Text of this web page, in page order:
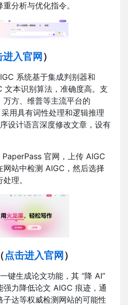
分析与优化指令。
进入官网 ）
系统基于集成判别器和
文本识别算法，准确度高。支
万方、维普等主流平台的
用具有词性处理和逻辑推理
设计语言深度修改文章，设有
PaperPass 官网，上传 AIGC
网站中检测 AIGC，然后选择
理。
（点击进入官网 ）
一键生成论文功能，其 “降 AI”
强力降低论文 AIGC 痕迹，通
子达等权威检测网站的可能性